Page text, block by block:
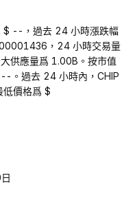
$ --，過去 24 小時漲跌幅
，24 小時交易量
供應量爲 1.00B。按市值
--。過去 24 小時內，CHIP
價格爲 $